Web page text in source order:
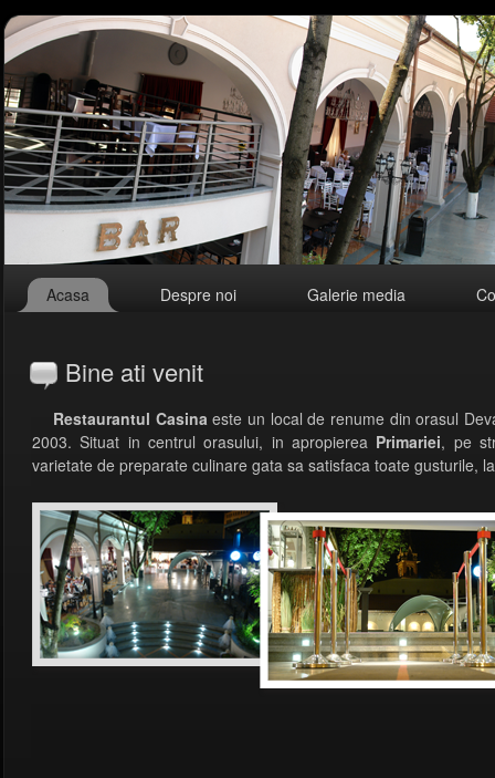
Acasa Despre noi Galerie media
Bine ati venit
Restaurantul Casina este un local de renume din orasul
2003. Situat in centrul orasului, in apropierea Primariei, pe
varietate de preparate culinare gata sa satisfaca toate gusturile,